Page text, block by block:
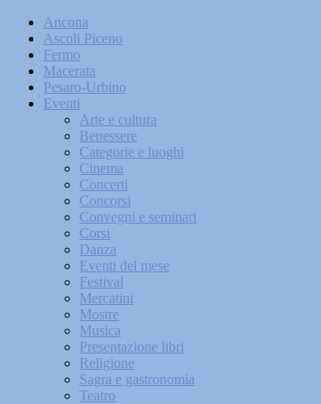
Ancona
Ascoli Piceno
Fermo
Macerata
Pesaro-Urbino
Eventi
Arte e cultura
Benessere
Categorie e luoghi
Cinema
Concerti
Concorsi
Convegni e seminari
Corsi
Danza
Eventi del mese
Festival
Mercatini
Mostre
Musica
Presentazione libri
Religione
Sagra e gastronomia
Teatro